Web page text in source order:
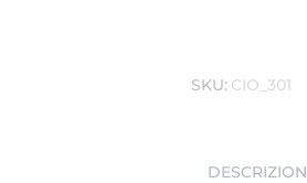
SKU: CIO_301